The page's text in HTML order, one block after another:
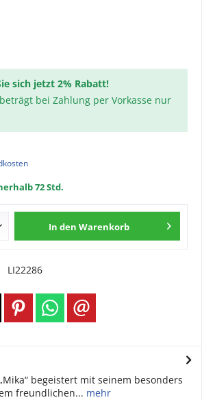
sich jetzt 2% Rabatt!
bei Zahlung per Vorkasse nur
72 Std.
In den Warenkorb
LI22286
begeistert mit seinem besonders
freundlichen... mehr